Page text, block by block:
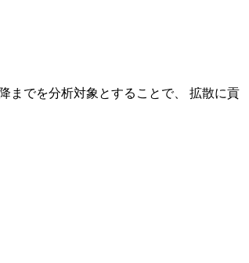
までを分析対象とすることで、 拡散に貢